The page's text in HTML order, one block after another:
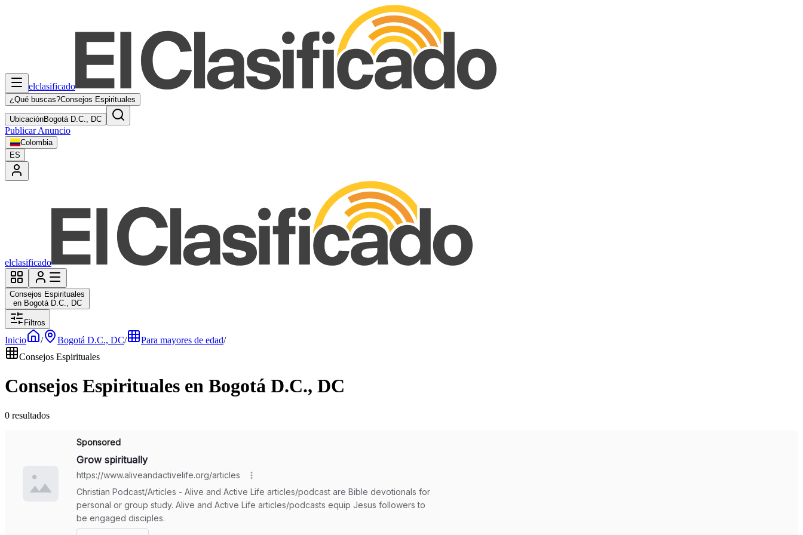
elclasificado
¿Qué buscas?Consejos Espirituales
UbicaciónBogotá D.C., DC
Publicar Anuncio
Colombia
ES
elclasificado
Consejos Espirituales
en Bogotá D.C., DC
Filtros
Inicio / Bogotá D.C., DC/ Para mayores de edad/
Consejos Espirituales
Consejos Espirituales en Bogotá D.C., DC
0 resultados